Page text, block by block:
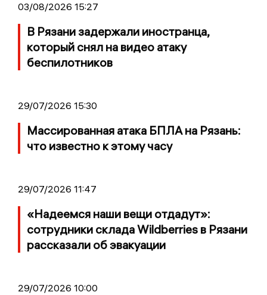
03/08/2026 15:27
В Рязани задержали иностранца,
который снял на видео атаку
беспилотников
29/07/2026 15:30
Массированная атака БПЛА на Рязань:
что известно к этому часу
29/07/2026 11:47
«Надеемся наши вещи отдадут»:
сотрудники склада Wildberries в Рязани
рассказали об эвакуации
29/07/2026 10:00